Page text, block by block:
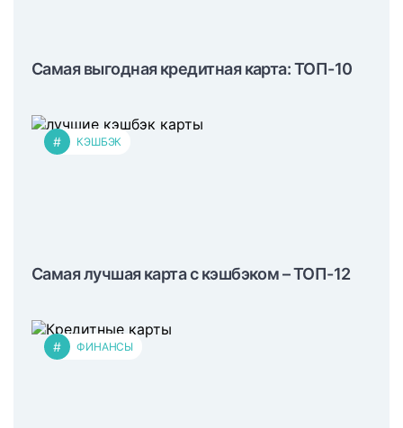
Самая выгодная кредитная карта: ТОП-10
# КЭШБЭК
Самая лучшая карта с кэшбэком – ТОП-12
# ФИНАНСЫ